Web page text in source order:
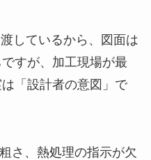
しているから、図面は
すが、加工現場が最
「設計者の意図」で
さ、熱処理の指示が欠